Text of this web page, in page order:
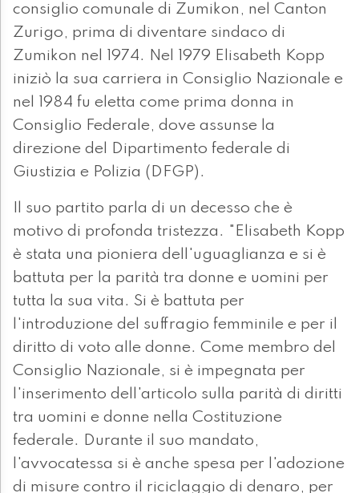
consiglio comunale di Zumikon, nel Canton
Zurigo, prima di diventare sindaco di
Zumikon nel 1974. Nel 1979 Elisabeth Kopp
iniziò la sua carriera in Consiglio Nazionale e
nel 1984 fu eletta come prima donna in
Consiglio Federale, dove assunse la
direzione del Dipartimento federale di
Giustizia e Polizia (DFGP).
Il suo partito parla di un decesso che è
motivo di profonda tristezza. "Elisabeth Kopp
è stata una pioniera dell'uguaglianza e si è
battuta per la parità tra donne e uomini per
tutta la sua vita. Si è battuta per
l'introduzione del suffragio femminile e per il
diritto di voto alle donne. Come membro del
Consiglio Nazionale, si è impegnata per
l'inserimento dell'articolo sulla parità di diritti
tra uomini e donne nella Costituzione
federale. Durante il suo mandato,
l'avvocatessa si è anche spesa per l'adozione
di misure contro il riciclaggio di denaro, per